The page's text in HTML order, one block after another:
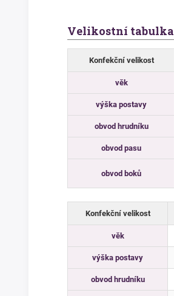
Velikostní tabulka
Konfekční velikost
věk
výška postavy
obvod hrudníku
obvod pasu
obvod boků
Konfekční velikost
věk
výška postavy
obvod hrudníku